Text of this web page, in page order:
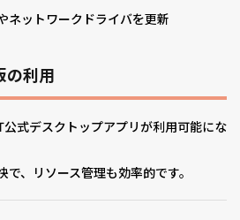
ネットワークドライバを更新
の利用
式デスクトップアプリが利用可能にな
、リソース管理も効率的です。